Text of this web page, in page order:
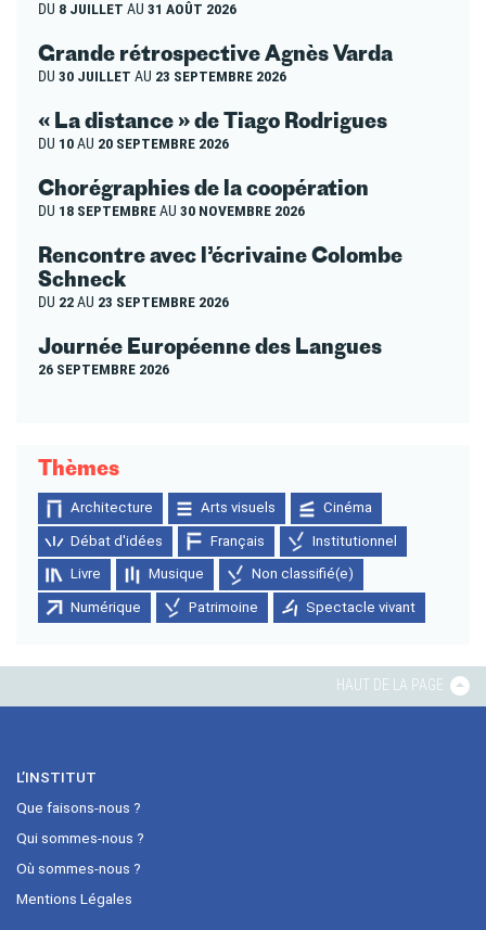
DU 8 JUILLET AU 31 AOÛT 2026
Grande rétrospective Agnès Varda
DU 30 JUILLET AU 23 SEPTEMBRE 2026
« La distance » de Tiago Rodrigues
DU 10AU 20 SEPTEMBRE 2026
Chorégraphies de la coopération
DU 18 SEPTEMBREAU 30 NOVEMBRE 2026
Rencontre avec l’écrivaine Colombe
Schneck
DU 22AU 23 SEPTEMBRE 2026
Journée Européenne des Langues
26 SEPTEMBRE 2026
Thèmes
Architecture Arts visuels Cinéma
Débat d'idées Français Institutionnel
Livre Musique Non classifié(e)
Numérique Patrimoine Spectacle vivant
HAUT DE LA PAGE
L’INSTITUT
Que faisons-nous ?
Qui sommes-nous ?
Où sommes-nous ?
Mentions Légales